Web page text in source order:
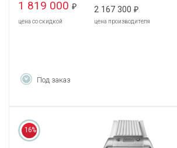
1 819 000 ₽
цена со скидкой
2 167 300 ₽
цена производителя
Под заказ
16%